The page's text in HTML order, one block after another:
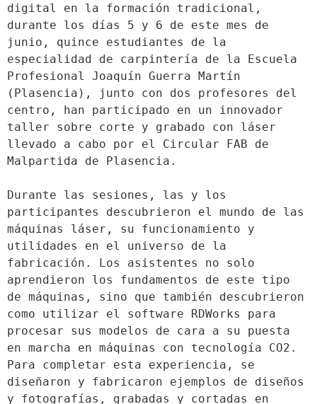
digital en la formación tradicional,
durante los días 5 y 6 de este mes de
junio, quince estudiantes de la
especialidad de carpintería de la Escuela
Profesional Joaquín Guerra Martín
(Plasencia), junto con dos profesores del
centro, han participado en un innovador
taller sobre corte y grabado con láser
llevado a cabo por el Circular FAB de
Malpartida de Plasencia.
Durante las sesiones, las y los
participantes descubrieron el mundo de las
máquinas láser, su funcionamiento y
utilidades en el universo de la
fabricación. Los asistentes no solo
aprendieron los fundamentos de este tipo
de máquinas, sino que también descubrieron
como utilizar el software RDWorks para
procesar sus modelos de cara a su puesta
en marcha en máquinas con tecnología CO2.
Para completar esta experiencia, se
diseñaron y fabricaron ejemplos de diseños
y fotografías, grabadas y cortadas en